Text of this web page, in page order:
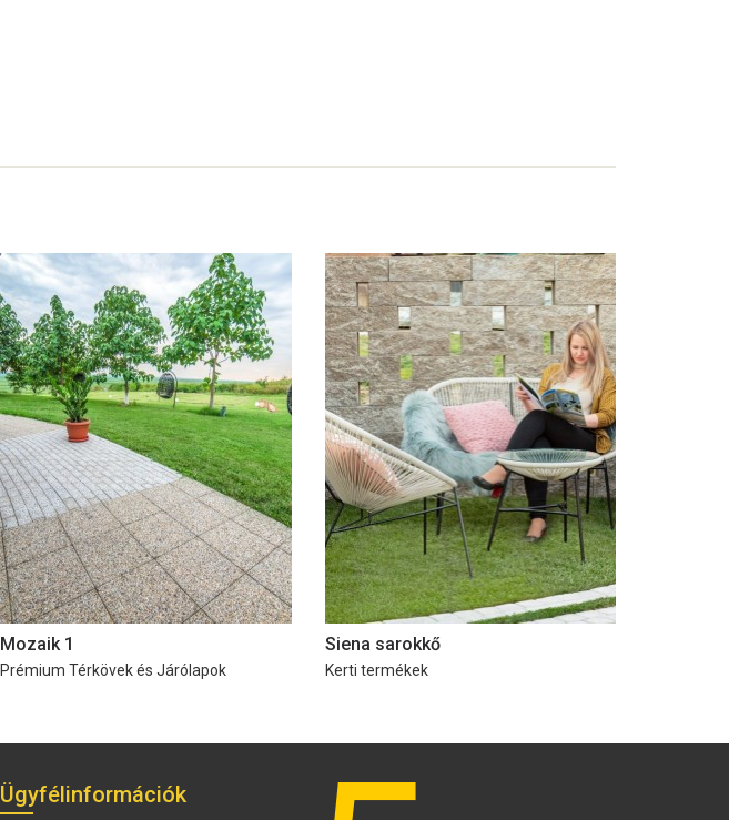
Mozaik 1
Prémium Térkövek és Járólapok
Siena sarokkő
Kerti termékek
Ügyfélinformációk